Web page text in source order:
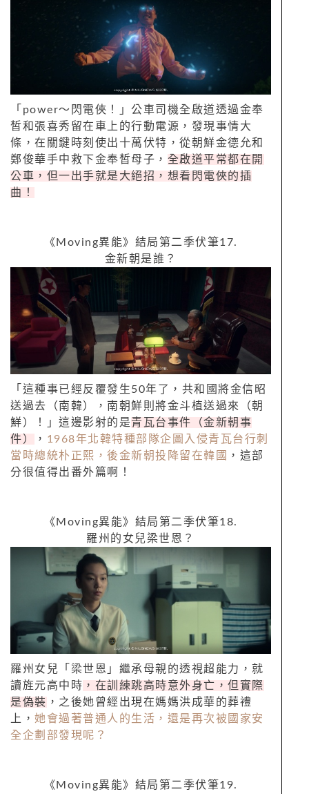
「 power～閃電俠！」公車司機全啟道透過金奉
皙和張喜秀留在車上的行動電源，發現事情大
條，在關鍵時刻使出十萬伏特，從朝鮮金德允和
鄭俊華手中救下金奉皙母子， 全啟道平常都在開
公車，但一出手就是大絕招，想看閃電俠的插
曲！
《 Moving異能》結局第二季伏筆17.
金新朝是誰？
「這種事已經反覆發生50年了，共和國將金信昭
送過去（南韓），南朝鮮則將金斗植送過來（朝
鮮）！」這邊影射的是青瓦台事件（金新朝事
件）
， 1968年北韓特種部隊企圖入侵青瓦台行刺
當時總統朴正熙，後金新朝投降留在韓國
，這部
分很值得出番外篇啊！
《 Moving異能》結局第二季伏筆18.
羅州的女兒梁世恩？
羅州女兒「梁世恩」繼承母親的透視超能力，就
讀旌元高中時 ，在訓練跳高時意外身亡，但實際
是偽裝 ，之後她曾經出現在媽媽洪成華的葬禮
上， 她會過著普通人的生活，還是再次被國家安
全企劃部發現呢？
《 Moving異能》結局第二季伏筆19.